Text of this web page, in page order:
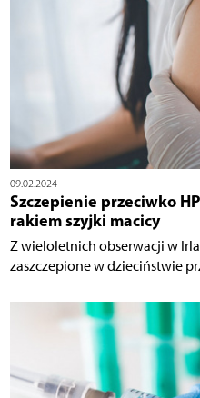
09.02.2024
Szczepienie przeciwko
rakiem szyjki macicy
Z wieloletnich obserwacji w
zaszczepione w dzieciństwie